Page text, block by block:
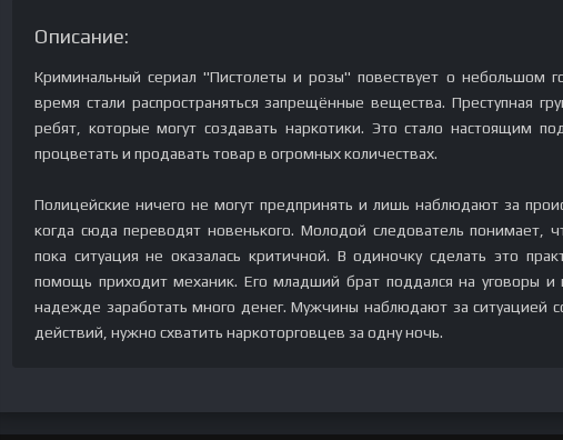
Описание:
Криминальный сериал "Пистолеты и розы" повествует о небольшом
время стали распространяться запрещённые вещества. Преступная
ребят, которые могут создавать наркотики. Это стало настоящим
процветать и продавать товар в огромных количествах.
Полицейские ничего не могут предпринять и лишь наблюдают за
когда сюда переводят новенького. Молодой следователь понимает,
пока ситуация не оказалась критичной. В одиночку сделать это
помощь приходит механик. Его младший брат поддался на уговоры и
надежде заработать много денег. Мужчины наблюдают за ситуацией
действий, нужно схватить наркоторговцев за одну ночь.